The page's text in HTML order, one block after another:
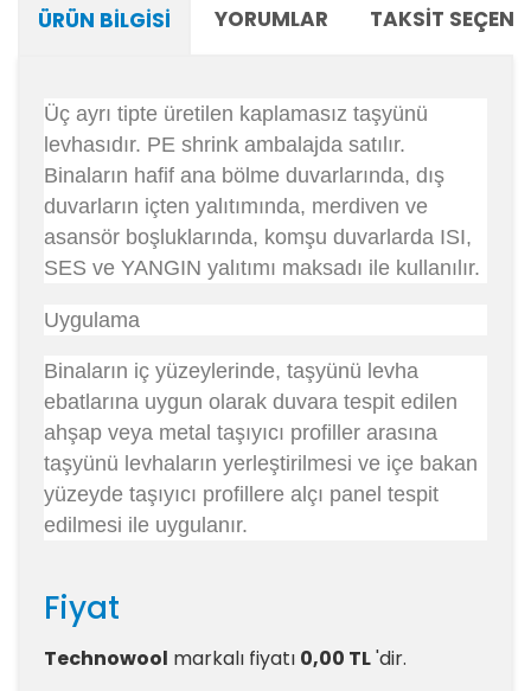
ÜRÜN BILGISI YORUMLAR TAKSIT
Üç ayrı tipte üretilen kaplamasız taşyünü
levhasıdır. PE shrink ambalajda satılır.
Binaların hafif ana bölme duvarlarında, dış
duvarların içten yalıtımında, merdiven ve
asansör boşluklarında, komşu duvarlarda ISI,
SES ve YANGIN yalıtımı maksadı ile kullanılır.
Uygulama
Binaların iç yüzeylerinde, taşyünü levha
ebatlarına uygun olarak duvara tespit edilen
ahşap veya metal taşıyıcı profiller arasına
taşyünü levhaların yerleştirilmesi ve içe bakan
yüzeyde taşıyıcı profillere alçı panel tespit
edilmesi ile uygulanır.
Fiyat
Technowool markalı fiyatı 0,00 TL'dir.